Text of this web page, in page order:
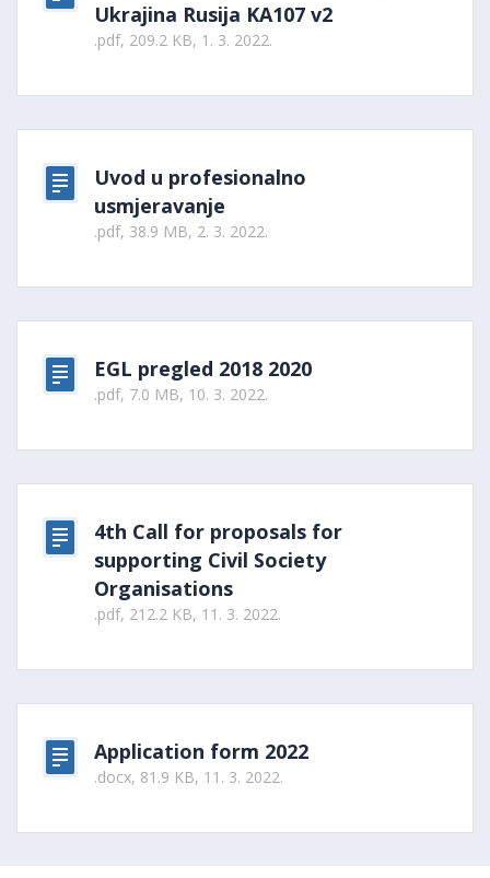
Ukrajina Rusija KA107 v2
.pdf, 209.2 KB, 1. 3. 2022.
Uvod u profesionalno
usmjeravanje
.pdf, 38.9 MB, 2. 3. 2022.
EGL pregled 2018 2020
.pdf, 7.0 MB, 10. 3. 2022.
4th Call for proposals for
supporting Civil Society
Organisations
.pdf, 212.2 KB, 11. 3. 2022.
Application form 2022
.docx, 81.9 KB, 11. 3. 2022.